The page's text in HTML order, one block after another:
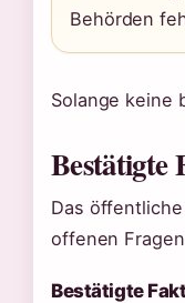
Behörden
Solange keine
Bestätigte
Das
offenen
Bestätigte